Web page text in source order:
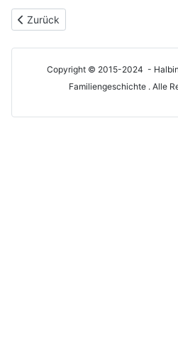
Vorheriger Beitrag: Friedhof der
Zurück
Copyright © 2015-2024 -
Familiengeschichte . Alle